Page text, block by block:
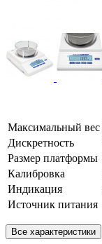
Максимальный вес
Дискретность
Размер платформы
Калибровка
Индикация
Источник питания
Все характеристики